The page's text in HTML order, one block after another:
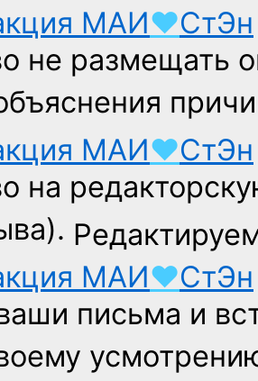
МАИ♥СтЭн
не размещать
МАИ♥СтЭн
на
МАИ♥СтЭн
письма и